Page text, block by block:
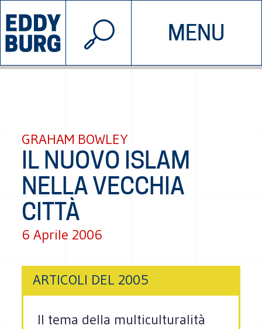
MENU
INIZIATIVE CHI SIAMO
© 2026 EDDYBURG
GRAHAM BOWLEY
IL NUOVO ISLAM
NELLA VECCHIA
CITTÀ
6 Aprile 2006
ARTICOLI DEL 2005
Il tema della multiculturalità